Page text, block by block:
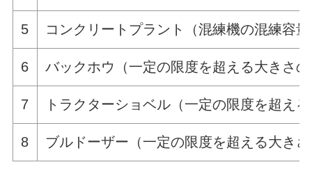
5 コンクリートプラント（混練機の混練容
6 バックホウ（一定の限度を超える大きさ
7 トラクターショベル（一定の限度を超え
8 ブルドーザー（一定の限度を超える大き